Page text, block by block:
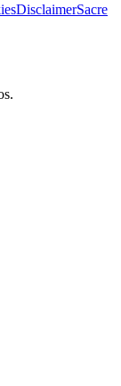
DisclaimerSacre